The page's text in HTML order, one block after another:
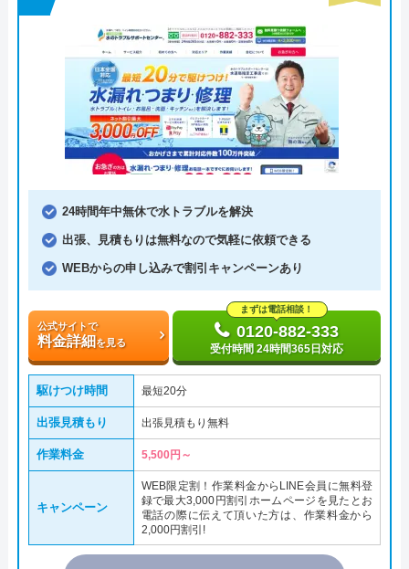
24時間年中無休で水トラブルを解決
出張、見積もりは無料なので気軽に依頼できる
WEBからの申し込みで割引キャンペーンあり
公式サイトで
料金詳細 を見る
まずは電話相談！
0120-882-333
受付時間 24時間365日対応
駆けつけ時間 最短20分
出張見積もり 出張見積もり無料
作業料金 5,500円～
キャンペーン
WEB限定割！作業料金からLINE会員に無料登
録で最大3,000円割引ホームページを見たとお
電話の際に伝えて頂いた方は、作業料金から
2,000円割引!